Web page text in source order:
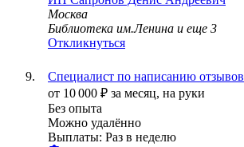
Москва
Библиотека им.Ленина и еще 3
Откликнуться
Специалист по написанию отзывов
от 10 000 ₽ за месяц, на руки
Без опыта
Можно удалённо
Выплаты: Раз в неделю